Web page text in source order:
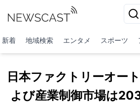
新着 地域検索 エンタメ スポーツ
日本ファクトリーオー
よび産業制御市場は